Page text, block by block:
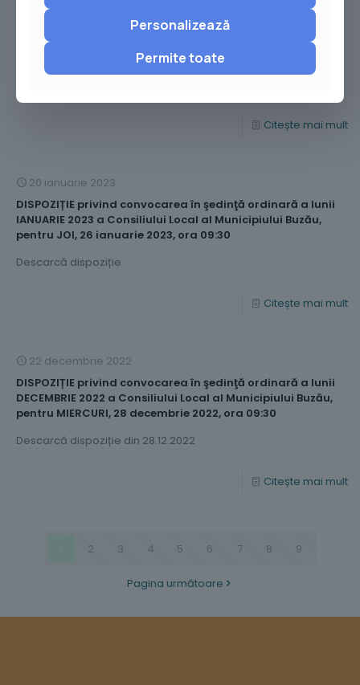
2 februarie 2023
DISPOZIȚIE privind convocarea în şedinţă extraordinară
(de îndată) a Consiliului Local al Municipiului Buzău,
pentru VINERI, 03 Februarie 2023, ora 11:00
Citește mai mult
20 ianuarie 2023
DISPOZIȚIE privind convocarea în şedinţă ordinară a lunii
IANUARIE 2023 a Consiliului Local al Municipiului Buzău,
pentru JOI, 26 ianuarie 2023, ora 09:30
Descarcă dispoziție
Citește mai mult
22 decembrie 2022
DISPOZIȚIE privind convocarea în şedinţă ordinară a lunii
DECEMBRIE 2022 a Consiliului Local al Municipiului Buzău,
pentru MIERCURI, 28 decembrie 2022, ora 09:30
Descarcă dispoziție din 28.12.2022
Citește mai mult
2 3 4 5 6 7 8 9
Pagina următoare
Personalizează
Permite toate